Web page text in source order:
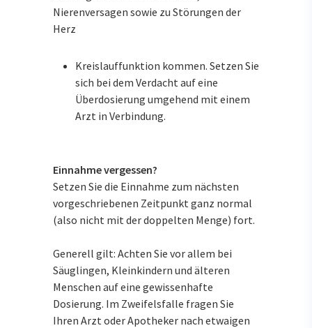
Nierenversagen sowie zu Störungen der
Herz
Kreislauffunktion kommen. Setzen Sie
sich bei dem Verdacht auf eine
Überdosierung umgehend mit einem
Arzt in Verbindung.
Einnahme vergessen?
Setzen Sie die Einnahme zum nächsten
vorgeschriebenen Zeitpunkt ganz normal
(also nicht mit der doppelten Menge) fort.
Generell gilt: Achten Sie vor allem bei
Säuglingen, Kleinkindern und älteren
Menschen auf eine gewissenhafte
Dosierung. Im Zweifelsfalle fragen Sie
Ihren Arzt oder Apotheker nach etwaigen